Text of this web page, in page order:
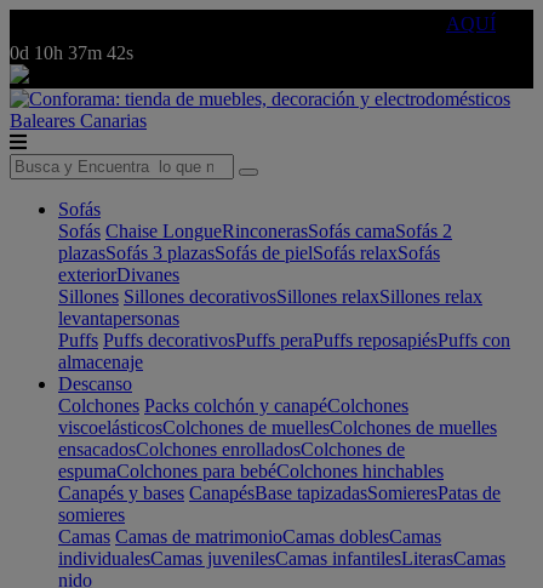
AQUÍ
0d 10h 37m 42s
Baleares Canarias
Sofás
Sofás Chaise LongueRinconerasSofás camaSofás 2
plazasSofás 3 plazasSofás de pielSofás relaxSofás
exteriorDivanes
Sillones Sillones decorativosSillones relaxSillones relax
levantapersonas
Puffs Puffs decorativosPuffs peraPuffs reposapiésPuffs con
almacenaje
Descanso
Colchones Packs colchón y canapéColchones
viscoelásticosColchones de muellesColchones de muelles
ensacadosColchones enrolladosColchones de
espumaColchones para bebéColchones hinchables
Canapés y bases CanapésBase tapizadasSomieresPatas de
somieres
Camas Camas de matrimonioCamas doblesCamas
individualesCamas juvenilesCamas infantilesLiterasCamas
nido